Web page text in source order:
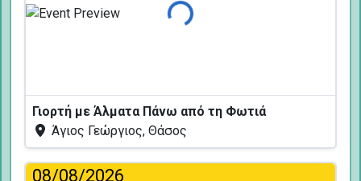
Φόρτωση...
Γιορτή με Άλματα Πάνω από τη Φωτιά
Άγιος Γεώργιος, Θάσος
08/08/2026